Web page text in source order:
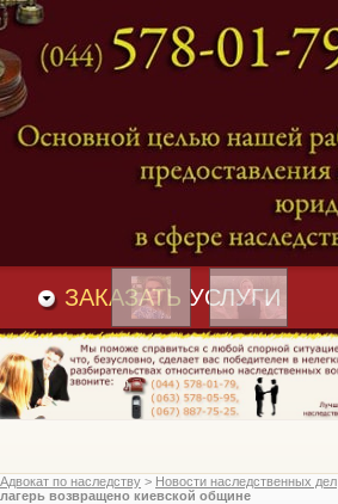
Оформление наследства
Оспаривание наследства
Адвокат наследственные дела
и Вакансии
ЗАКАЗАТЬ УСЛУГИ
Адвокат по наследству > Новости наследственных дел
лагерь возвращено киевской общине